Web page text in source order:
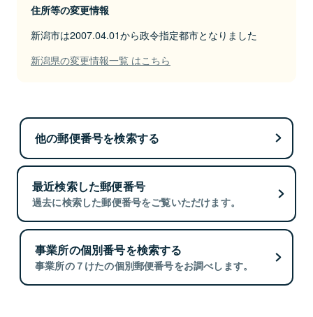
住所等の変更情報
新潟市は2007.04.01から政令指定都市となりました
新潟県の変更情報一覧 はこちら
他の郵便番号を検索する
最近検索した郵便番号
過去に検索した郵便番号をご覧いただけます。
事業所の個別番号を検索する
事業所の７けたの個別郵便番号をお調べします。